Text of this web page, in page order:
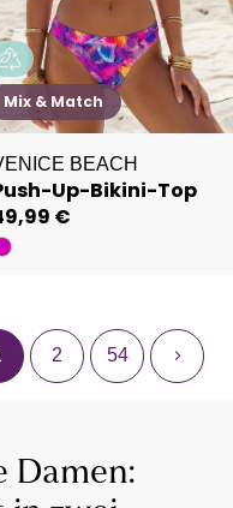
Mix & Match
BEACH
Up-Bikini-Top
€
2 54
Damen: